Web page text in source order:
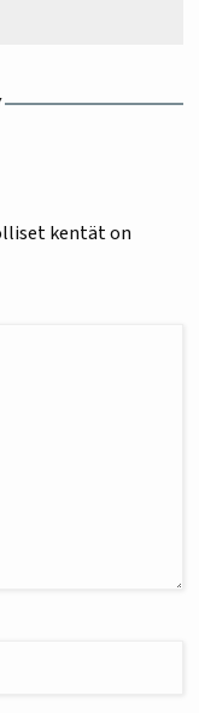
kentät on